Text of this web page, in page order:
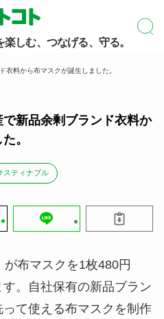
しむ、つなげる、守る。
衣料から布マスクが誕生しました。
新品余剰ブランド衣料か
。
スティナブル
布マスクを1枚480円
す。自社保有の新品ブラン
って使える布マスクを制作